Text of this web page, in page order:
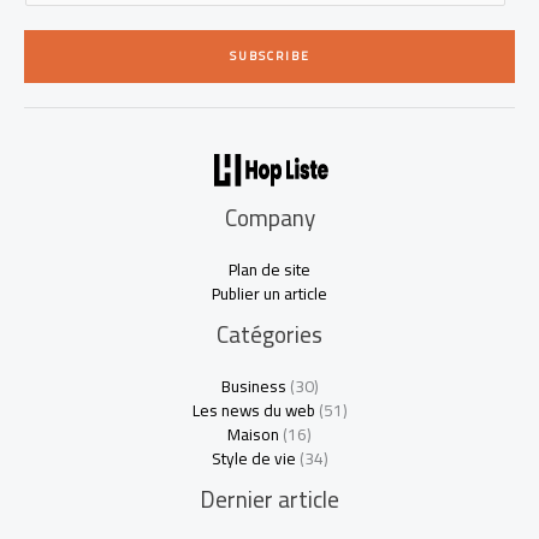
a
i
*
SUBSCRIBE
Company
Plan de site
Publier un article
Catégories
Business(30)
Les news du web(51)
Maison(16)
Style de vie(34)
Dernier article